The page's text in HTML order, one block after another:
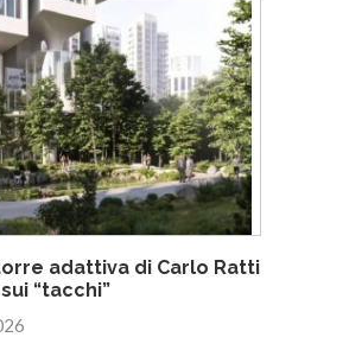
adattiva di Carlo Ratti
“tacchi”